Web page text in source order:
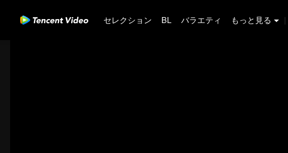
セレクション BL バラエティ もっと見る |